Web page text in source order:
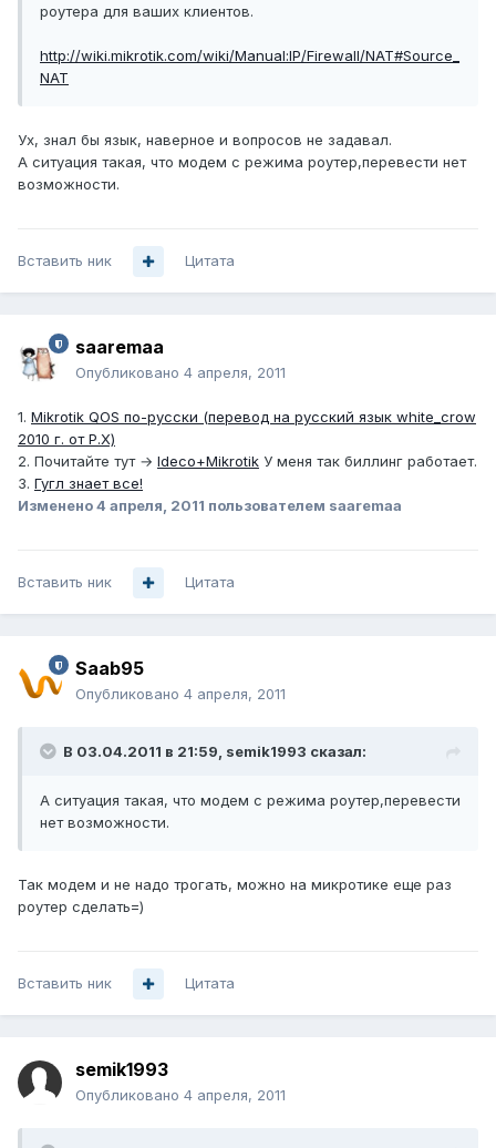
роутера для ваших клиентов.
http://wiki.mikrotik.com/wiki/Manual:IP/Firewall/NAT#Source_
NAT
Ух, знал бы язык, наверное и вопросов не задавал.
А ситуация такая, что модем с режима роутер,перевести нет
возможности.
Вставить ник Цитата
saaremaa
Опубликовано 4 апреля, 2011
1. Mikrotik QOS по-русски (перевод на русский язык white_crow
2010 г. от Р.Х)
2. Почитайте тут → Ideco+Mikrotik У меня так биллинг работает.
3. Гугл знает все!
Изменено4 апреля, 2011 пользователем saaremaa
Вставить ник Цитата
Saab95
Опубликовано 4 апреля, 2011
В 03.04.2011 в 21:59, semik1993 сказал:
А ситуация такая, что модем с режима роутер,перевести
нет возможности.
Так модем и не надо трогать, можно на микротике еще раз
роутер сделать=)
Вставить ник Цитата
semik1993
Опубликовано 4 апреля, 2011